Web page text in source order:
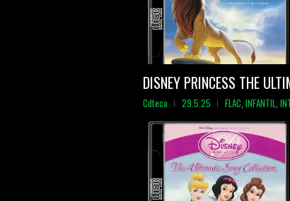
DISNEY PRINCESS THE
Cdteca 29.5.25 FLAC, INFANTIL,